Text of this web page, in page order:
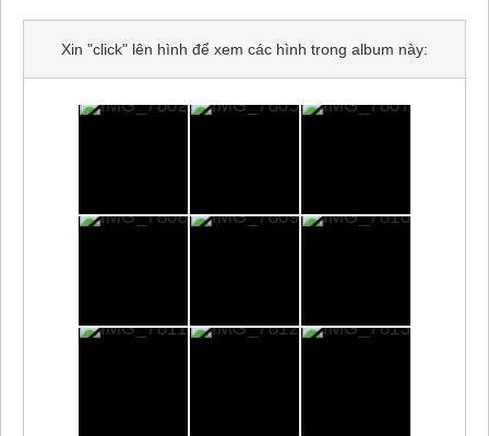
Xin "click" lên hình để xem các hình trong album này: